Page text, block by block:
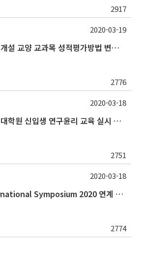
2917
2020학년도 1학기 개설 교양 교과목 성적평가방법 변경 안내
2776
2020-03-19
2020학년도 1학기 대학원 신입생 연구윤리 교육 실시 안내
2751
2020-03-18
McDonnell International Symposium 2020 연계 3MT Competition 홍보
2774
2020-03-18